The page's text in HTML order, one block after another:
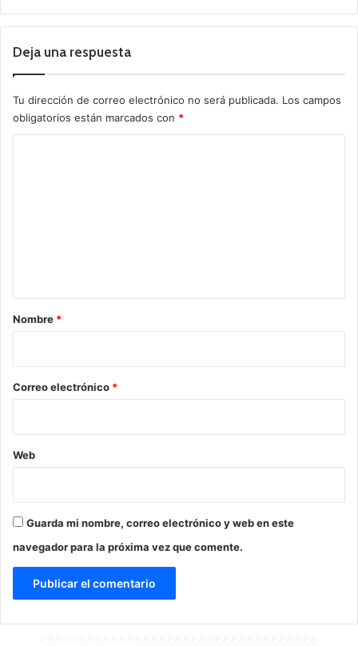
Deja una respuesta
Tu dirección de correo electrónico no será publicada. Los campos
obligatorios están marcados con *
r
*
Nombre *
Correo electrónico *
Web
Guarda mi nombre, correo electrónico y web en este
navegador para la próxima vez que comente.